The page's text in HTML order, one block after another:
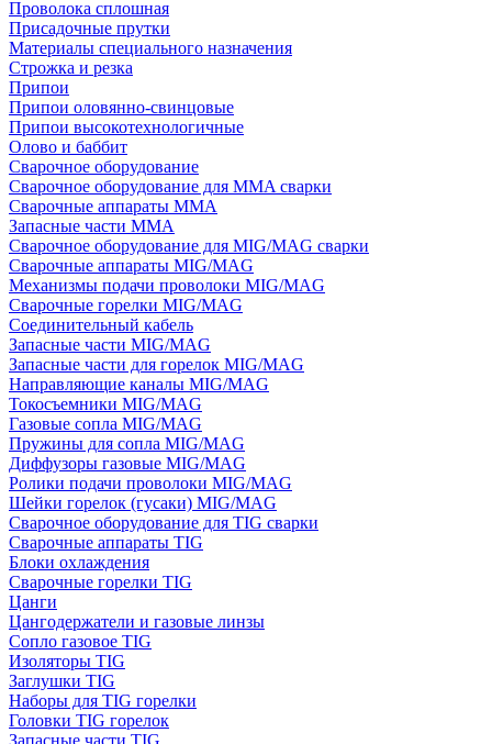
Проволока сплошная
Присадочные прутки
Материалы специального назначения
Строжка и резка
Припои
Припои оловянно-свинцовые
Припои высокотехнологичные
Олово и баббит
Сварочное оборудование
Сварочное оборудование для MMA сварки
Сварочные аппараты MMA
Запасные части MMA
Сварочное оборудование для MIG/MAG сварки
Сварочные аппараты MIG/MAG
Механизмы подачи проволоки MIG/MAG
Сварочные горелки MIG/MAG
Соединительный кабель
Запасные части MIG/MAG
Запасные части для горелок MIG/MAG
Направляющие каналы MIG/MAG
Токосъемники MIG/MAG
Газовые сопла MIG/MAG
Пружины для сопла MIG/MAG
Диффузоры газовые MIG/MAG
Ролики подачи проволоки MIG/MAG
Шейки горелок (гусаки) MIG/MAG
Сварочное оборудование для TIG сварки
Сварочные аппараты TIG
Блоки охлаждения
Сварочные горелки TIG
Цанги
Цангодержатели и газовые линзы
Сопло газовое TIG
Изоляторы TIG
Заглушки TIG
Наборы для TIG горелки
Головки TIG горелок
Запасные части TIG